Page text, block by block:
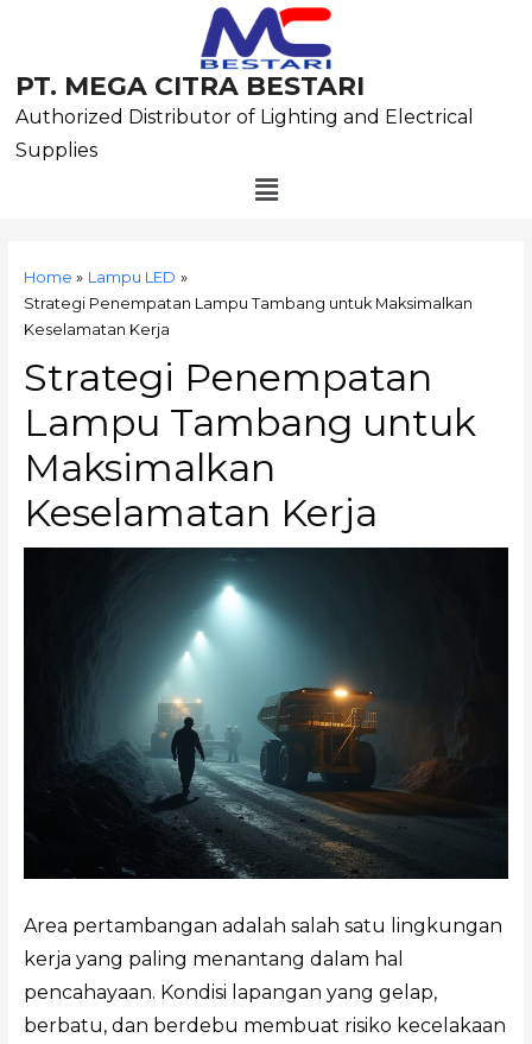
PT. MEGA CITRA BESTARI
Authorized Distributor of Lighting and Electrical
Supplies
Menu
Home
Lampu LED
Strategi Penempatan Lampu Tambang untuk Maksimalkan
Keselamatan Kerja
Strategi Penempatan
Lampu Tambang untuk
Maksimalkan
Keselamatan Kerja
Area pertambangan adalah salah satu lingkungan
kerja yang paling menantang dalam hal
pencahayaan. Kondisi lapangan yang gelap,
berbatu, dan berdebu membuat risiko kecelakaan